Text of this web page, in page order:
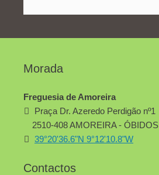
Morada
Freguesia de Amoreira
Praça Dr. Azeredo Perdigão nº1
2510-408 AMOREIRA - ÓBIDOS
39°20'36.6"N 9°12'10.8"W
Contactos